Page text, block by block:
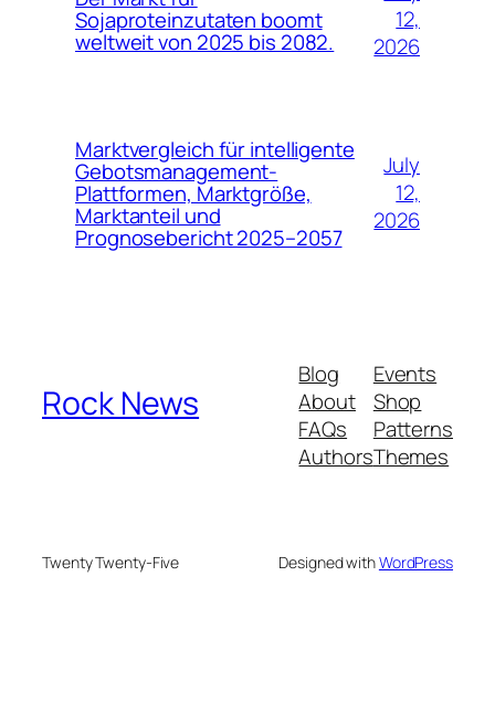
Sojaproteinzutaten boomt
weltweit von 2025 bis 2082.
12,
2026
Marktvergleich für intelligente
Gebotsmanagement-
Plattformen, Marktgröße,
Marktanteil und
Prognosebericht 2025–2057
July
12,
2026
Rock News
Blog
About
FAQs
Authors
Events
Shop
Patterns
Themes
Twenty Twenty-Five Designed withWordPress